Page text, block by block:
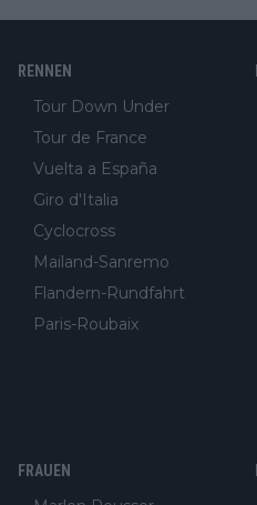
RENNEN
Tour Down Under
Tour de France
Vuelta a España
Giro d'Italia
Cyclocross
Mailand-Sanremo
Flandern-Rundfahrt
Paris-Roubaix
FRAUEN